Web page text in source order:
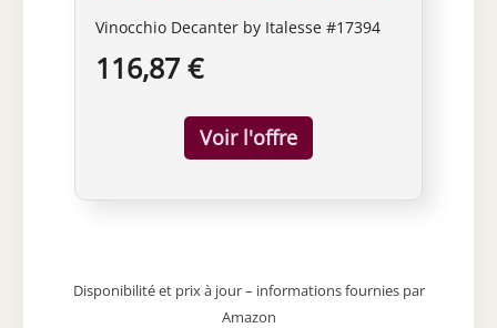
Vinocchio Decanter by Italesse #17394
116,87 €
Disponibilité et prix à jour – informations fournies par
Amazon